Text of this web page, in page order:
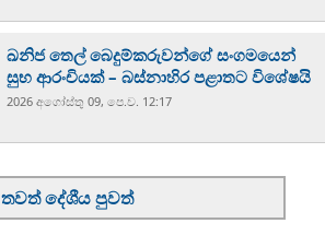
ඛනිජ තෙල් බෙදුම්කරුවන්ගේ සංගමයෙන්
සුභ ආරංචියක් – බස්නාහිර පළාතට විශේෂයි
2026 අගෝස්‍තු 09, පෙ.ව. 12:17
තවත් දේශීය පුවත්